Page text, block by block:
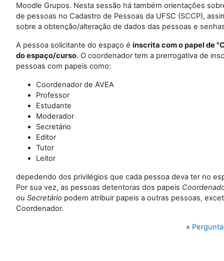
Moodle Grupos. Nesta sessão há também orientações
de pessoas no Cadastro de Pessoas da UFSC (SCCP),
sobre a obtenção/alteração de dados das pessoas e
A pessoa solicitante do espaço é inscrita com o papel de
do espaço/curso. O coordenador tem a prerrogativa de
pessoas com papeis como:
Coordenador de AVEA
Professor
Estudante
Moderador
Secretário
Editor
Tutor
Leitor
depedendo dos privilégios que cada pessoa deva ter no
Por sua vez, as pessoas detentoras dos papeis
ou Secretário podem atribuir papeis a outras pessoas,
Coordenador.
»